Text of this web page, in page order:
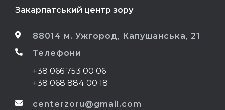
Закарпатський центр зору
88014 м. Ужгород, Капушанська, 21
Телефони
+38 066 753 00 06
+38 068 884 00 18
centerzoru@gmail.com